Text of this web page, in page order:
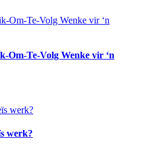
Om-Te-Volg Wenke vir ‘n
werk?